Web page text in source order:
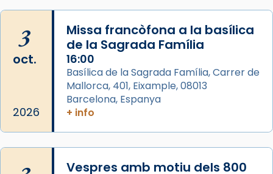
Memòria de les santes Juliana i
Semproniana, verges i màrtirs.
Acompanyant la història de sant Cugat, a
partir de l’Edat Mitjana sorgeix la tradició
que les santes Juliana (“relatiu a Júlia”) i
Semproniana (“relatiu a Semprònia =
eterna”) són deixebles seves. I l’any 1667, el
frare Joan Gaspar Roig, afirma en una obra
que les santes són filles de l’antiga Iluro.
Mataró en reivindicarà les relíquies fins que
les aconseguirà el 1772. L’ofici que es canta
3
oct.
2026
Missa francòfona a la basílica
de la Sagrada Família
16:00
Basílica de la Sagrada Família, Carrer de
Mallorca, 401, Eixample, 08013
Barcelona, Espanya
+ info
Vespres amb motiu dels 800